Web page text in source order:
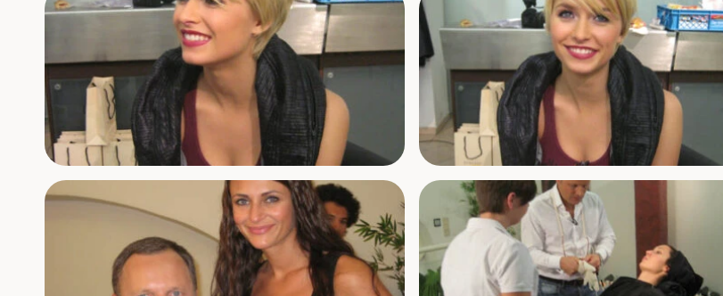
Zahnimplantate
Künstliche Wurzeln
Kieferorthopädie
Transparente Aligner
Angstpatienten
Sanfte Sedierung & Narkose
Dental Power Splint
Patentierte Aufbissschiene
Bleaching Zahnersatz
Endodontie
Wurzelbehandlung 3D
Zahnerhalt
Substanz erhalten